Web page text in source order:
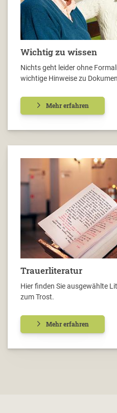
Wichtig zu wissen
Nichts geht leider ohne
wichtige Hinweise zu
Mehr erfahren
Trauerliteratur
Hier finden Sie ausgewählte
zum Trost.
Mehr erfahren